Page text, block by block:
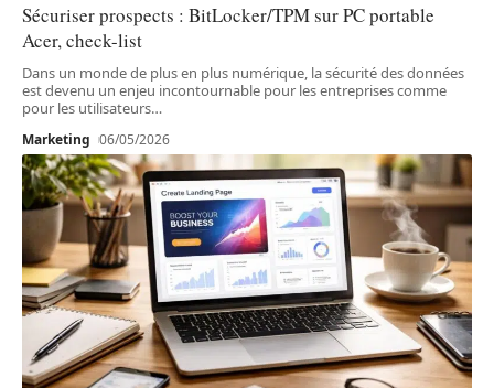
Sécuriser prospects : BitLocker/TPM sur PC portable
Acer, check-list
Dans un monde de plus en plus numérique, la sécurité des données
est devenu un enjeu incontournable pour les entreprises comme
pour les utilisateurs…
Marketing 06/05/2026